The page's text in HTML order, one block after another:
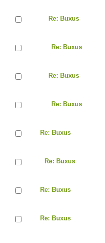
Re: Buxus
Re: Buxus
Re: Buxus
Re: Buxus
Re: Buxus
Re: Buxus
Re: Buxus
Re: Buxus